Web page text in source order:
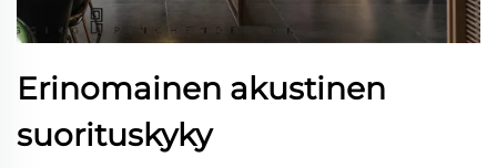
Erinomainen akustinen
suorituskyky